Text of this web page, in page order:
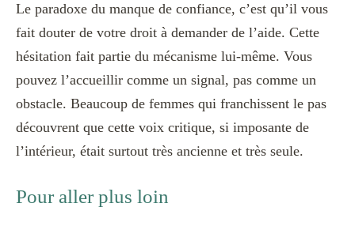
Le paradoxe du manque de confiance, c’est qu’il vous
fait douter de votre droit à demander de l’aide. Cette
hésitation fait partie du mécanisme lui-même. Vous
pouvez l’accueillir comme un signal, pas comme un
obstacle. Beaucoup de femmes qui franchissent le pas
découvrent que cette voix critique, si imposante de
l’intérieur, était surtout très ancienne et très seule.
Pour aller plus loin